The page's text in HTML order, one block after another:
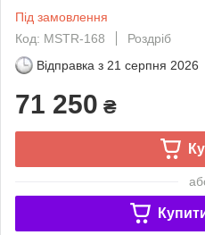
Під замовлення
Код: MSTR-168
Роздріб
Відправка з 21 серпня 2026
71 250 ₴